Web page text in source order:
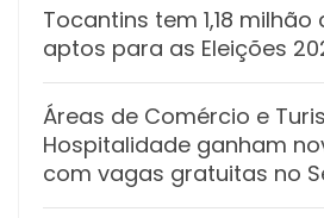
Tocantins tem 1,18 milhão
aptos para as Eleições
Áreas de Comércio e
Hospitalidade ganham
com vagas gratuitas no